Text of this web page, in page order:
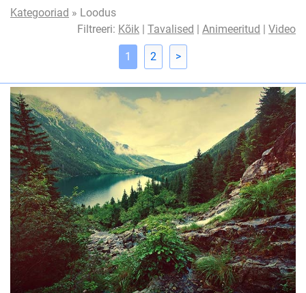
Kategooriad » Loodus
Filtreeri: Kõik | Tavalised | Animeeritud | Video
1 2 >